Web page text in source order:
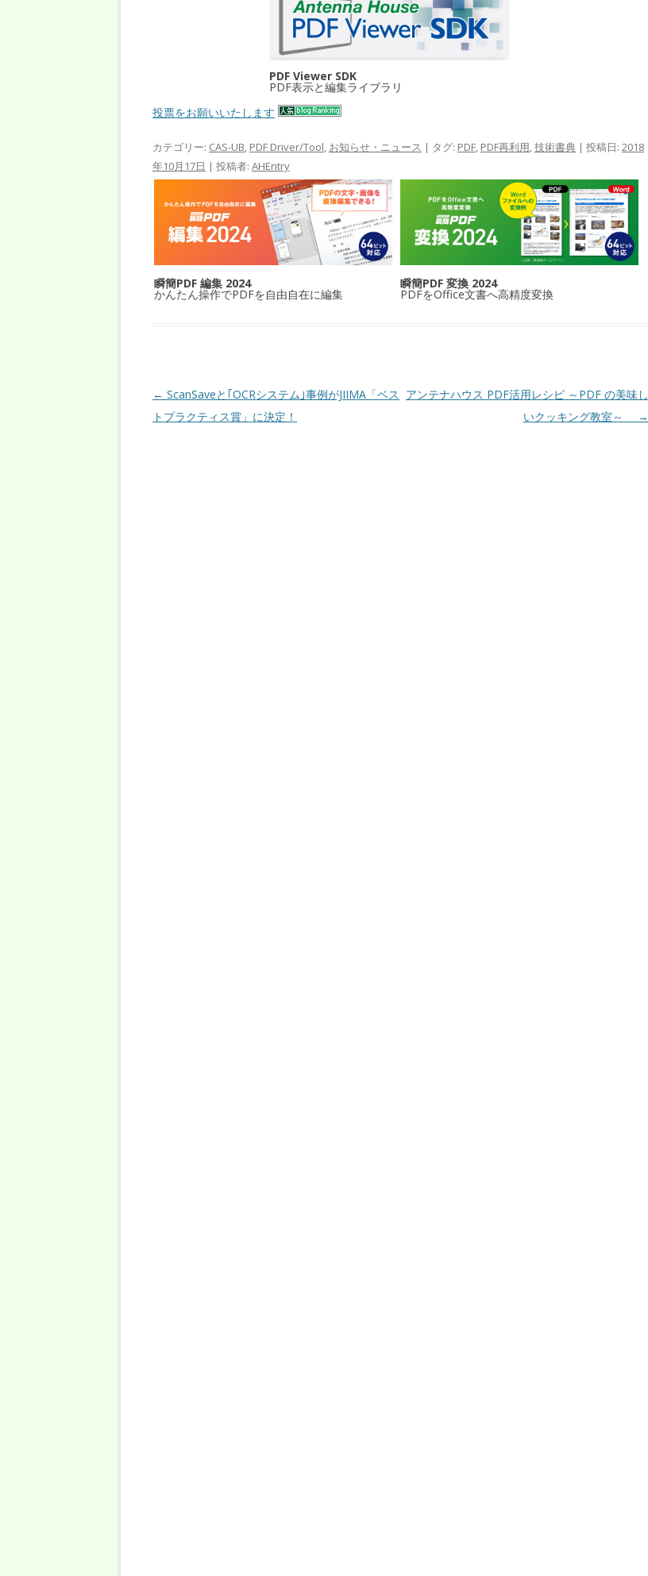
PDF Viewer SDK
PDF表示と編集ライブラリ
投票をお願いいたします
カテゴリー: CAS-UB, PDF Driver/Tool, お知らせ・ニュース | タグ: PDF, PDF再利用,技術書典 | 投稿日: 2018
年10月17日 | 投稿者: AHEntry
瞬簡PDF 編集 2024
かんたん操作でPDFを自由自在に編集
瞬簡PDF 変換 2024
PDFをOffice文書へ高精度変換
投稿ナビゲーション
← ScanSaveと｢OCRシステム｣事例がJIIMA「ベス
トプラクティス賞」に決定！
アンテナハウス PDF活用レシピ ～PDF の美味し
いクッキング教室～
→